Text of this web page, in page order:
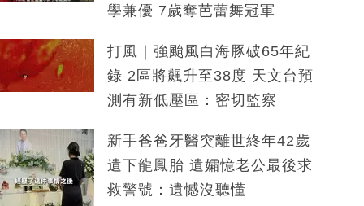
學兼優 7歲奪芭蕾舞冠軍
打風｜強颱風白海豚破65年紀
錄 2區將飆升至38度 天文台預
測有新低壓區：密切監察
新手爸爸牙醫突離世終年42歲
遺下龍鳳胎 遺孀憶老公最後求
救警號：遺憾沒聽懂